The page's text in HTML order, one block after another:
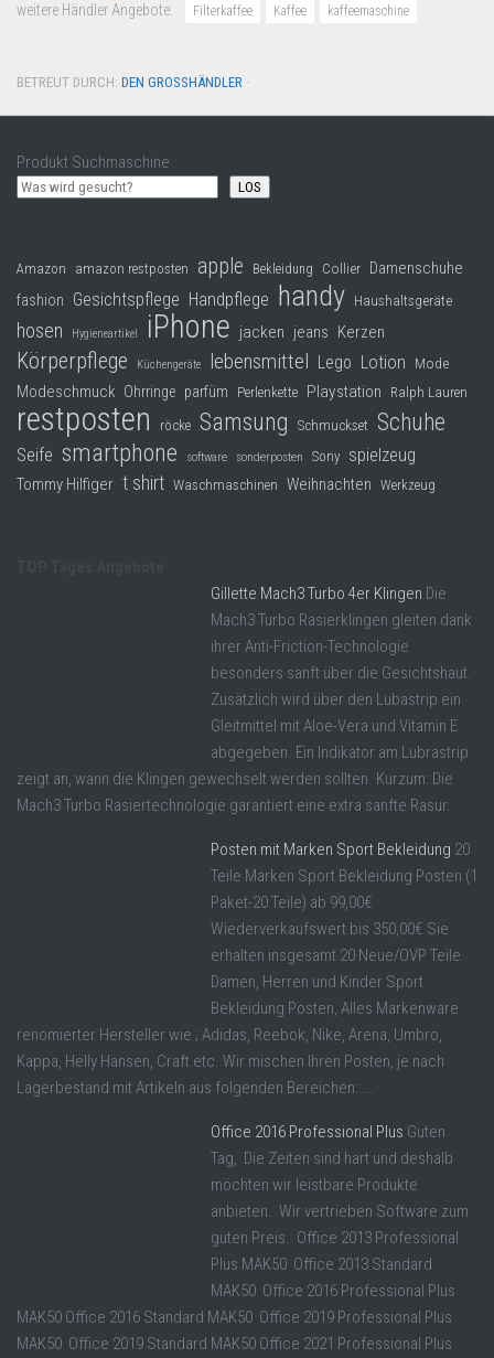
weitere Händler Angebote: Filterkaffee Kaffee kaffeemaschine
BETREUT DURCH: DEN GROSSHÄNDLER ·
Produkt Suchmaschine
LOS
Amazon amazon restposten apple Bekleidung Collier Damenschuhe
fashion Gesichtspflege Handpflege handy Haushaltsgeräte
hosen Hygieneartikel iPhone jacken jeans Kerzen
Körperpflege Küchengeräte lebensmittel Lego Lotion Mode
Modeschmuck Ohrringe parfüm Perlenkette Playstation Ralph Lauren
restposten röcke Samsung Schmuckset Schuhe
Seife smartphone software sonderposten Sony spielzeug
Tommy Hilfiger t shirt Waschmaschinen Weihnachten Werkzeug
Gillette Mach3 Turbo 4er Klingen Die
Mach3 Turbo Rasierklingen gleiten dank
ihrer Anti-Friction-Technologie
besonders sanft über die Gesichtshaut.
Zusätzlich wird über den Lubastrip ein
Gleitmittel mit Aloe-Vera und Vitamin E
abgegeben. Ein Indikator am Lubrastrip
zeigt an, wann die Klingen gewechselt werden sollten. Kurzum: Die
Mach3 Turbo Rasiertechnologie garantiert eine extra sanfte Rasur.
Posten mit Marken Sport Bekleidung 20
Teile Marken Sport Bekleidung Posten (1
Paket-20 Teile) ab 99,00€
Wiederverkaufswert bis 350,00€ Sie
erhalten insgesamt 20 Neue/OVP Teile
Damen, Herren und Kinder Sport
Bekleidung Posten, Alles Markenware
renomierter Hersteller wie ; Adidas, Reebok, Nike, Arena, Umbro,
Kappa, Helly Hansen, Craft etc. Wir mischen Ihren Posten, je nach
Lagerbestand mit Artikeln aus folgenden Bereichen: ...
Office 2016 Professional Plus Guten
Tag, Die Zeiten sind hart und deshalb
möchten wir leistbare Produkte
anbieten. Wir vertrieben Software zum
guten Preis. Office 2013 Professional
Plus MAK50 Office 2013 Standard
MAK50 Office 2016 Professional Plus
MAK50 Office 2016 Standard MAK50 Office 2019 Professional Plus
MAK50 Office 2019 Standard MAK50 Office 2021 Professional Plus